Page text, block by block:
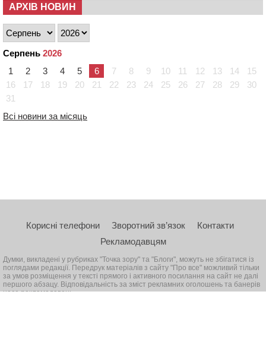
АРХІВ НОВИН
Серпень 2026
1
2 3 4 5 6 7 8 9 10 11 12 13 14
15
16
17 18 19 20 21 22 23 24 25 26 27 28 29
30
31
Всі новини за місяць
Корисні телефони Зворотний зв’язок
Контакти
Рекламодавцям
Думки, викладені у рубриках "Точка зору" та "Блоги", можуть не збігатися із
поглядами редакції. Передрук матеріалів з сайту "Про все" можливий тільки
за умов розміщення у тексті прямого і активного посилання на сайт не далі
першого абзацу. Відповідальність за зміст рекламних оголошень та банерів
несе рекламодавець